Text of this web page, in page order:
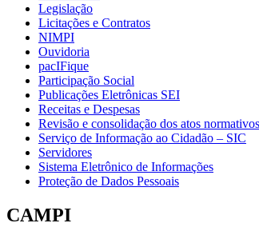
Legislação
Licitações e Contratos
NIMPI
Ouvidoria
pacIFique
Participação Social
Publicações Eletrônicas SEI
Receitas e Despesas
Revisão e consolidação dos atos normativos
Serviço de Informação ao Cidadão – SIC
Servidores
Sistema Eletrônico de Informações
Proteção de Dados Pessoais
CAMPI